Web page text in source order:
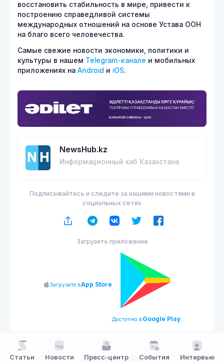
восстановить стабильность в мире, привести к
построению справедливой системы
международных отношений на основе Устава ООН
на благо всего человечества.
Самые свежие новости экономики, политики и
культуры в нашем Telegram-канале и мобильных
приложениях на Android и iOS.
NewsHub.kz
Информационный хаб Казахстана
Подписывайтесь и следите за нашими новостями в
социальных сетях
Загрузить приложение
Загрузите вApp Store
Доступно вGoogle Play
NewsHub.kz 2026 ©
Статьи Новости Пресс-центр События Интервью